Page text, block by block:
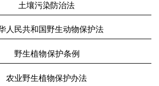
土壤污染防治法
人民共和国野生动物保护法
野生植物保护条例
农业野生植物保护办法